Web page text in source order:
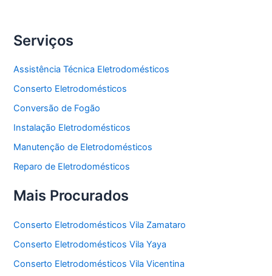
Serviços
Assistência Técnica Eletrodomésticos
Conserto Eletrodomésticos
Conversão de Fogão
Instalação Eletrodomésticos
Manutenção de Eletrodomésticos
Reparo de Eletrodomésticos
Mais Procurados
Conserto Eletrodomésticos Vila Zamataro
Conserto Eletrodomésticos Vila Yaya
Conserto Eletrodomésticos Vila Vicentina